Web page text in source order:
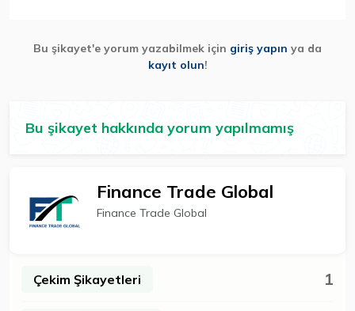
Bu şikayet'e yorum yazabilmek için giriş yapın ya da
kayıt olun!
Bu şikayet hakkında yorum yapılmamış
Finance Trade Global
Finance Trade Global
Çekim Şikayetleri 1